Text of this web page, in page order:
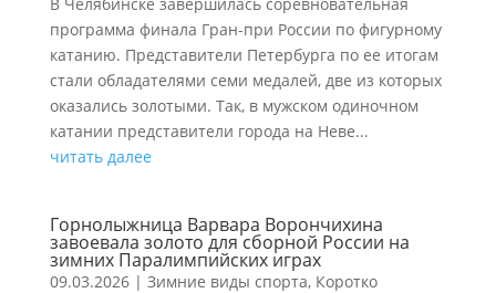
программа финала Гран-при России по фигурному
катанию. Представители Петербурга по ее итогам
стали обладателями семи медалей, две из которых
оказались золотыми. Так, в мужском одиночном
катании представители города на Неве...
читать далее
Горнолыжница Варвара Ворончихина
завоевала золото для сборной России на
зимних Паралимпийских играх
09.03.2026| Зимние виды спорта, Коротко